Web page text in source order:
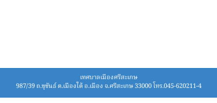
เทศบาลเมืองศรีสะเกษ
987/39 ถ.ขุขันธ์ ต.เมืองใต้ อ.เมือง จ.ศรีสะเกษ 33000 โทร.045-620211-4